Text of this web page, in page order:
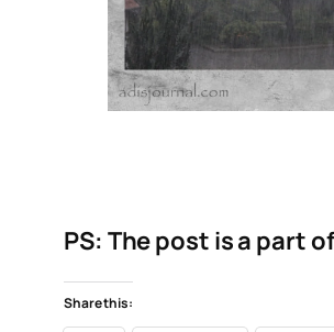
PS: The post is a part
Share this: